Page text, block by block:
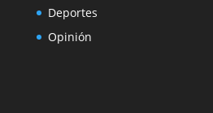
Deportes
Opinión